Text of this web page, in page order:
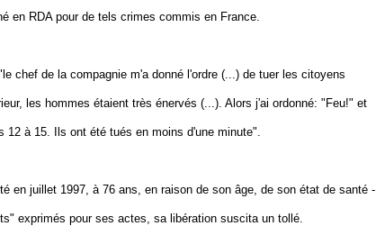
en RDA pour de tels crimes commis en France.
chef de la compagnie m'a donné l'ordre (...) de tuer les citoyens
les hommes étaient très énervés (...). Alors j'ai ordonné: "Feu!" et
12 à 15. Ils ont été tués en moins d'une minute".
en juillet 1997, à 76 ans, en raison de son âge, de son état de santé -
exprimés pour ses actes, sa libération suscita un tollé.